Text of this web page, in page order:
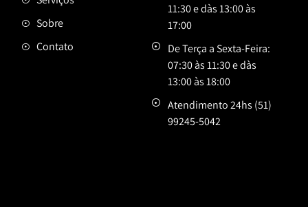
Sobre
Contato
11:30 e dàs 13:00 às
17:00
De Terça a Sexta-Feira:
07:30 às 11:30 e dàs
13:00 às 18:00
Atendimento 24hs (51)
99245-5042